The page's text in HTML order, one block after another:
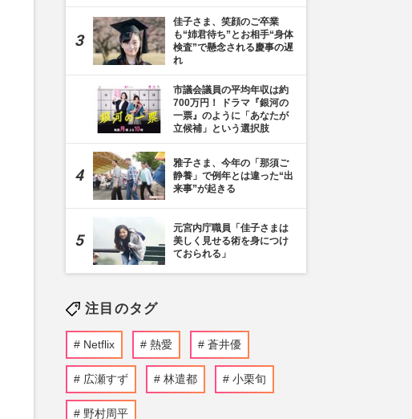
佳子さま、笑顔のご卒業
も“姉君待ち”とお相手“身体
検査”で懸念される慶事の遅
れ
市議会議員の平均年収は約
700万円！ ドラマ『銀河の
一票』のように「あなたが
立候補」という選択肢
雅子さま、今年の「那須ご
静養」で例年とは違った“出
来事”が起きる
元宮内庁職員「佳子さまは
美しく見せる術を身につけ
ておられる」
注目のタグ
Netflix 熱愛 蒼井優
広瀬すず 林遣都 小栗旬
野村周平